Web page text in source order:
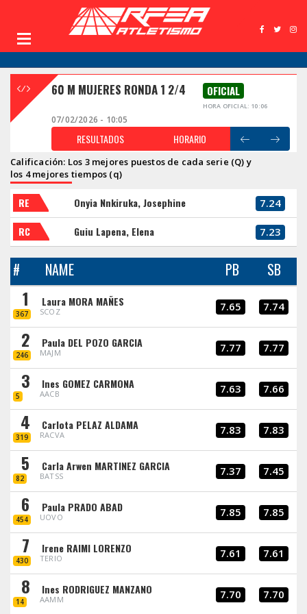
60 M MUJERES RONDA 1 2/4 OFICIAL
HORA OFICIAL: 10:06
07/02/2026 - 10:05
RESULTADOS HORARIO
Calificación: Los 3 mejores puestos de cada serie (Q) y
los 4 mejores tiempos (q)
RE Onyia Nnkiruka, Josephine 7.24
RC Guiu Lapena, Elena 7.23
# NAME PB SB
1
367
Laura MORA MAÑES
SCOZ 7.65 7.74
2
246
Paula DEL POZO GARCIA
MAJM 7.77 7.77
3
5
Ines GOMEZ CARMONA
AACB 7.63 7.66
4
319
Carlota PELAZ ALDAMA
RACVA 7.83 7.83
5
82
Carla Arwen MARTINEZ GARCIA
BATSS 7.37 7.45
6
454
Paula PRADO ABAD
UOVO 7.85 7.85
7
430
Irene RAIMI LORENZO
TERIO 7.61 7.61
8
14
Ines RODRIGUEZ MANZANO
AAMM 7.70 7.70